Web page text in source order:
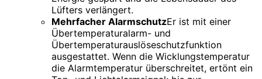
Lüfters verlängert.
Mehrfacher AlarmschutzEr ist mit einer
Übertemperaturalarm- und
Übertemperaturauslöseschutzfunktion
ausgestattet. Wenn die Wicklungstemperatur
die Alarmtemperatur überschreitet, ertönt ein